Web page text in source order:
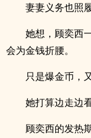
妻妻义务也照
她想，顾奕西
会为金钱折腰。
只是爆金币，
她打算边走边看
顾奕西的发热